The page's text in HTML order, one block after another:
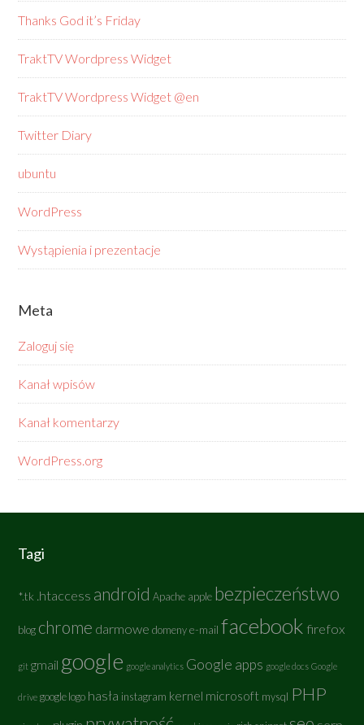
Thanks God it’s Friday
TraktTV Wordpress Widget
TraktTV Wordpress Widget @en
Twitter Diary
ubuntu
WordPress
Wystąpienia i prezentacje
Meta
Zaloguj się
Kanał wpisów
Kanał komentarzy
WordPress.org
Tagi
*.tk .htaccess android Apache apple bezpieczeństwo
blog chrome darmowe domeny e-mail facebook firefox
git gmail google google analytics Google apps google docs Google
drive google logo hasła instagram kernel microsoft mysql PHP